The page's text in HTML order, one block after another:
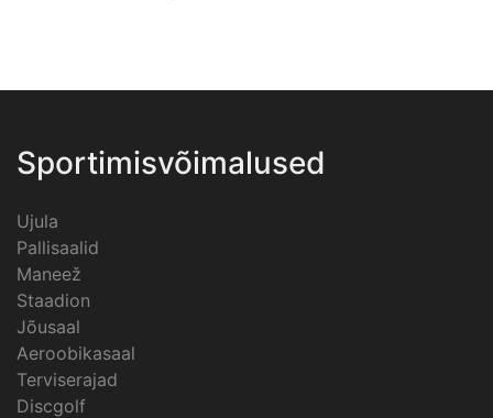
Sportimisvõimalused
Ujula
Pallisaalid
Maneež
Staadion
Jõusaal
Aeroobikasaal
Terviserajad
Discgolf